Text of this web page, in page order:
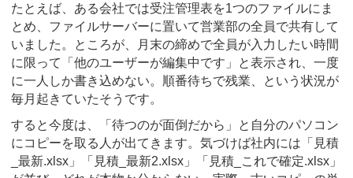
たとえば、ある会社では受注管理表を1つのファイルにま
とめ、ファイルサーバーに置いて営業部の全員で共有して
いました。ところが、月末の締めで全員が入力したい時間
に限って「他のユーザーが編集中です」と表示され、一度
に一人しか書き込めない。順番待ちで残業、という状況が
毎月起きていたそうです。
すると今度は、「待つのが面倒だから」と自分のパソコン
にコピーを取る人が出てきます。気づけば社内には「見積
_最新.xlsx」「見積_最新2.xlsx」「見積_これで確定.xlsx」